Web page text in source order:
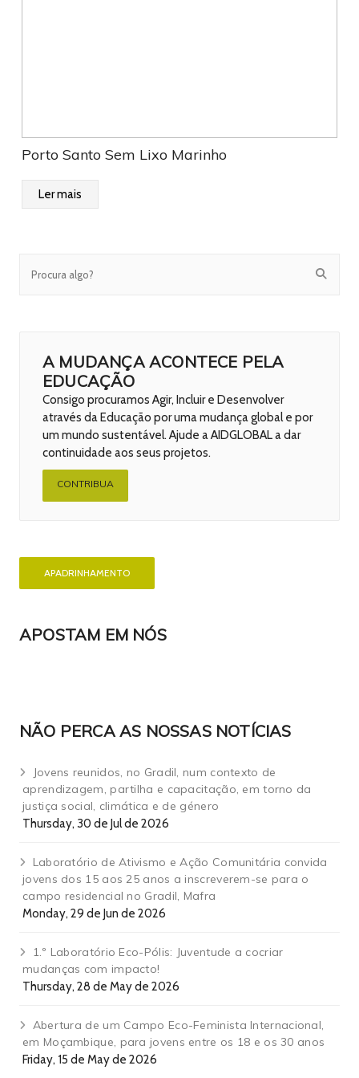
Porto Santo Sem Lixo Marinho
Ler mais
A MUDANÇA ACONTECE PELA
EDUCAÇÃO
Consigo procuramos Agir, Incluir e Desenvolver
através da Educação por uma mudança global e por
um mundo sustentável. Ajude a AIDGLOBAL a dar
continuidade aos seus projetos.
CONTRIBUA
APADRINHAMENTO
APOSTAM EM NÓS
NÃO PERCA AS NOSSAS NOTÍCIAS
Jovens reunidos, no Gradil, num contexto de
aprendizagem, partilha e capacitação, em torno da
justiça social, climática e de género
Thursday, 30 de Jul de 2026
Laboratório de Ativismo e Ação Comunitária convida
jovens dos 15 aos 25 anos a inscreverem-se para o
campo residencial no Gradil, Mafra
Monday, 29 de Jun de 2026
1.º Laboratório Eco-Pólis: Juventude a cocriar
mudanças com impacto!
Thursday, 28 de May de 2026
Abertura de um Campo Eco-Feminista Internacional,
em Moçambique, para jovens entre os 18 e os 30 anos
Friday, 15 de May de 2026